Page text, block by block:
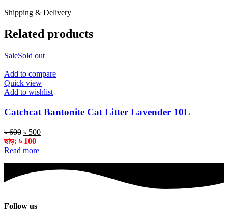
Shipping & Delivery
Related products
SaleSold out
Add to compare
Quick view
Add to wishlist
Catchcat Bantonite Cat Litter Lavender 10L
৳600 Original
price
was:
৳ 500Current
ছাড়: ৳ 100
Read more
Follow us